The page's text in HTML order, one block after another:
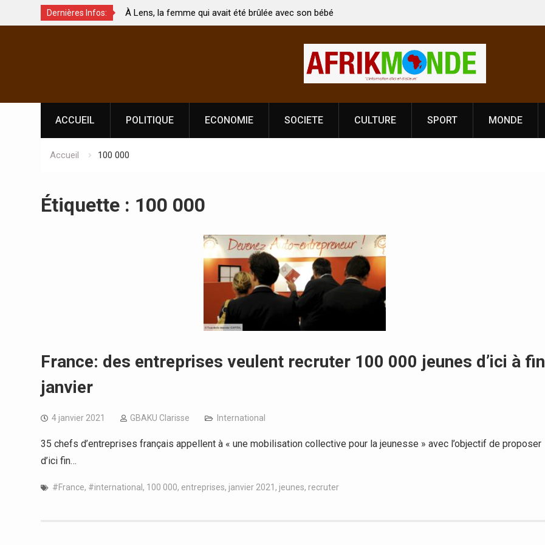
Dernières Infos:
touchés ?
À Lens, la femme qui avait été brûlée avec son bébé
par son mari est morte
Coopération: Le ministre Indien Kirti Vardhan Singh à
Abidjan pour la célébration de la Fête de
l’indépendance
ACCUEIL POLITIQUE ECONOMIE SOCIETE CULTURE SPORT MONDE
Accueil 100 000
Étiquette : 100 000
France: des entreprises veulent recruter 100 000 jeunes d’ici à fin
janvier
4 janvier 2021 GBAKU Clarisse International
35 chefs d’entreprises français appellent à « une mobilisation collective pour la jeunesse » avec l’objectif de proposer
d’ici fin…
#France, #international , 100 000, entreprises, janvier 2021 , jeunes, recruter